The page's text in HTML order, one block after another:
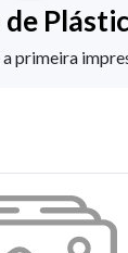
primeira